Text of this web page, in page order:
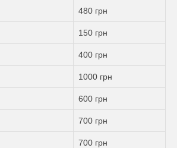
480 грн
150 грн
400 грн
1000 грн
600 грн
700 грн
700 грн